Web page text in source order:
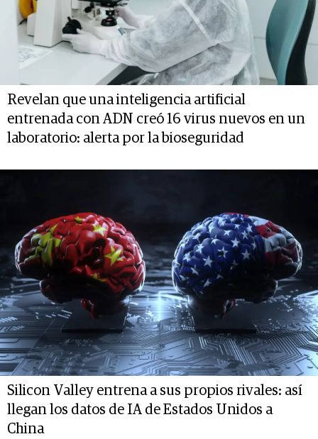
Revelan que una inteligencia artificial
entrenada con ADN creó 16 virus nuevos en un
laboratorio: alerta por la bioseguridad
Silicon Valley entrena a sus propios rivales: así
llegan los datos de IA de Estados Unidos a
China